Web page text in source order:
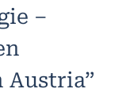
–
Austria”